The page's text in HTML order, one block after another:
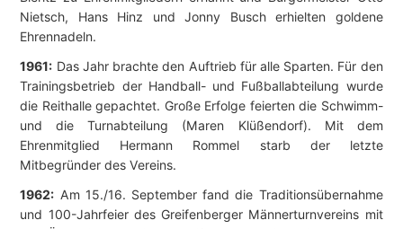
Nietsch, Hans Hinz und Jonny Busch erhielten goldene
Ehrennadeln.
1961: Das Jahr brachte den Auftrieb für alle Sparten. Für den
Trainingsbetrieb der Handball- und Fußballabteilung wurde
die Reithalle gepachtet. Große Erfolge feierten die Schwimm-
und die Turnabteilung (Maren Klüßendorf). Mit dem
Ehrenmitglied Hermann Rommel starb der letzte
Mitbegründer des Vereins.
1962: Am 15./16. September fand die Traditionsübernahme
und 100-Jahrfeier des Greifenberger Männerturnvereins mit